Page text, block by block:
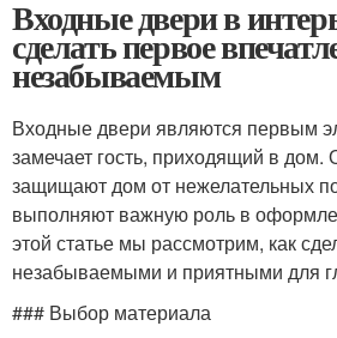
Входные двери в
сделать первое
незабываемым
Входные двери являются первым
замечает гость, приходящий в дом.
защищают дом от нежелательных
выполняют важную роль в
этой статье мы рассмотрим, как
незабываемыми и приятными для
### Выбор материала